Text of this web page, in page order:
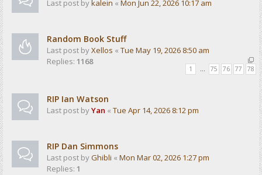
Last post by kalein « Mon Jun 22, 2026 10:17 am
Random Book Stuff
Last post byXellos « Tue May 19, 2026 8:50 am
Replies: 1168
1 … 75 76 77 78
RIP Ian Watson
Last post byYan « Tue Apr 14, 2026 8:12 pm
RIP Dan Simmons
Last post byGhibli « Mon Mar 02, 2026 1:27 pm
Replies: 1